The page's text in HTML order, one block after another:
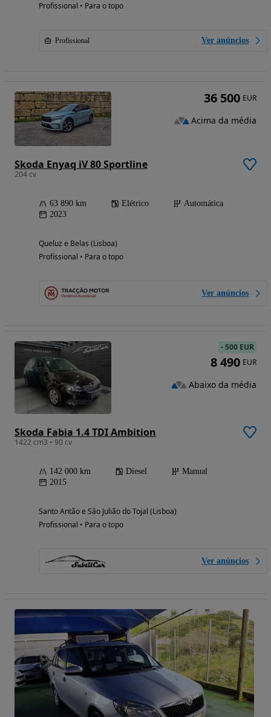
Profissional • Para o topo
Profissional Ver anúncios
Skoda Enyaq iV 80 Sportline
204 cv
63 890 km Elétrico
Automática
2023
Queluz e Belas (Lisboa)
Profissional • Para o topo
Ver anúncios
36 500 EUR
Acima da média
Skoda Fabia 1.4 TDI Ambition
1422 cm3 • 90 cv
142 000 km Diesel
Manual
2015
Santo Antão e São Julião do Tojal (Lisboa)
Profissional • Para o topo
Ver anúncios
-500 EUR
8 490 EUR
Abaixo da média